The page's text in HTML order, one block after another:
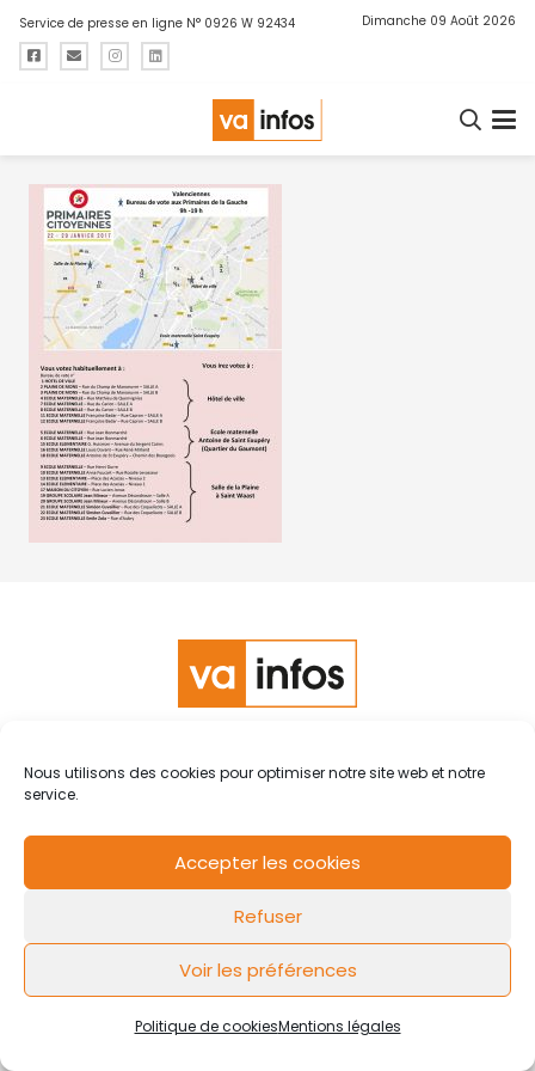
Nous utilisons des cookies pour optimiser notre site web et notre
service.
Accepter les cookies
Refuser
Voir les préférences
Politique de cookiesMentions légales
Service de presse en ligne N° 0926 W 92434 Dimanche 09 Août 2026
Contact
Mentions légales Politique de cookies Design by